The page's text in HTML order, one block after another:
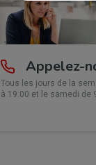
Appelez-
Tous les jours de la
à 19:00 et le samedi de